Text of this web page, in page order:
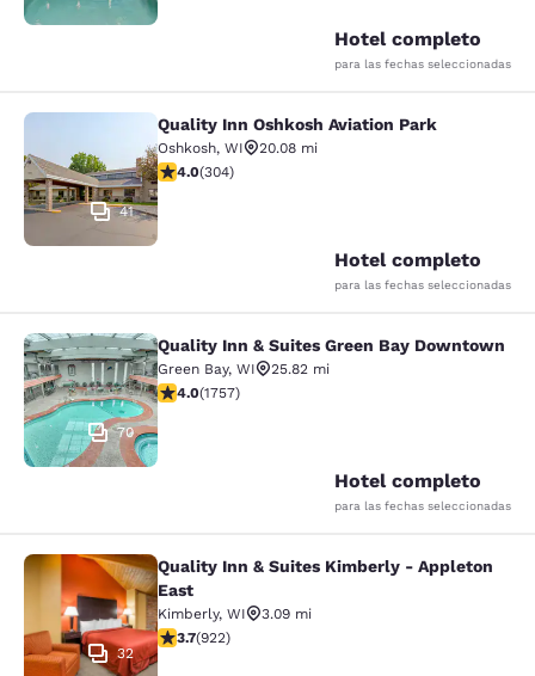
Hotel completo
para las fechas seleccionadas
Quality Inn Oshkosh Aviation Park
41
Quality Inn Oshkosh Aviation Park
Oshkosh, WI
20.08 mi
calificación de 4.01 estrellas. Muy bueno. 304 reseñas
4.0(304)
Hotel completo
para las fechas seleccionadas
Quality Inn & Suites Green Bay
70
Quality Inn & Suites Green Bay Downtown
Green Bay, WI
25.82 mi
calificación de 4.04 estrellas. Muy bueno. 1757
4.0(1757)
Hotel completo
para las fechas seleccionadas
Quality Inn & Suites Kimberly -
32
Quality Inn & Suites Kimberly - Appleton
East
Kimberly, WI
3.09 mi
calificación de 3.74 estrellas. Bueno. 922 reseñas
3.7(922)